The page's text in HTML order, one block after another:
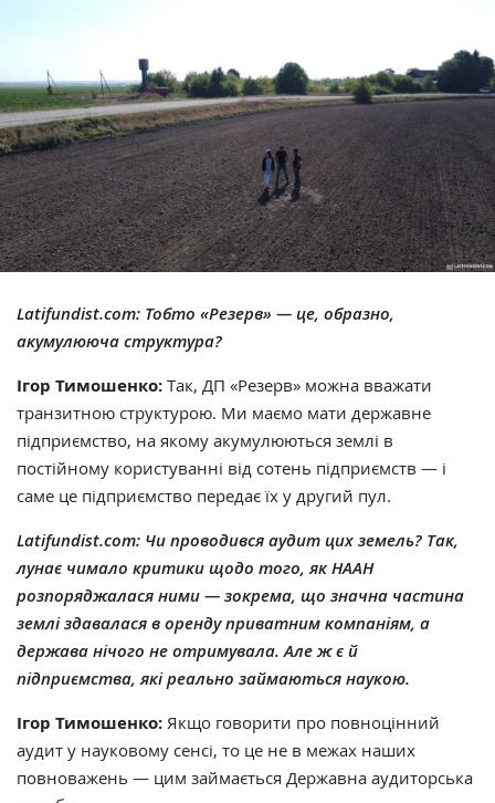
Latifundist.com: Тобто «Резерв» — це, образно,
акумулююча структура?
Ігор Тимошенко: Так, ДП «Резерв» можна вважати
транзитною структурою. Ми маємо мати державне
підприємство, на якому акумулюються землі в
постійному користуванні від сотень підприємств — і
саме це підприємство передає їх у другий пул.
Latifundist.com: Чи проводився аудит цих земель? Так,
лунає чимало критики щодо того, як НААН
розпоряджалася ними — зокрема, що значна частина
землі здавалася в оренду приватним компаніям, а
держава нічого не отримувала. Але ж є й
підприємства, які реально займаються наукою.
Ігор Тимошенко: Якщо говорити про повноцінний
аудит у науковому сенсі, то це не в межах наших
повноважень — цим займається Державна аудиторська